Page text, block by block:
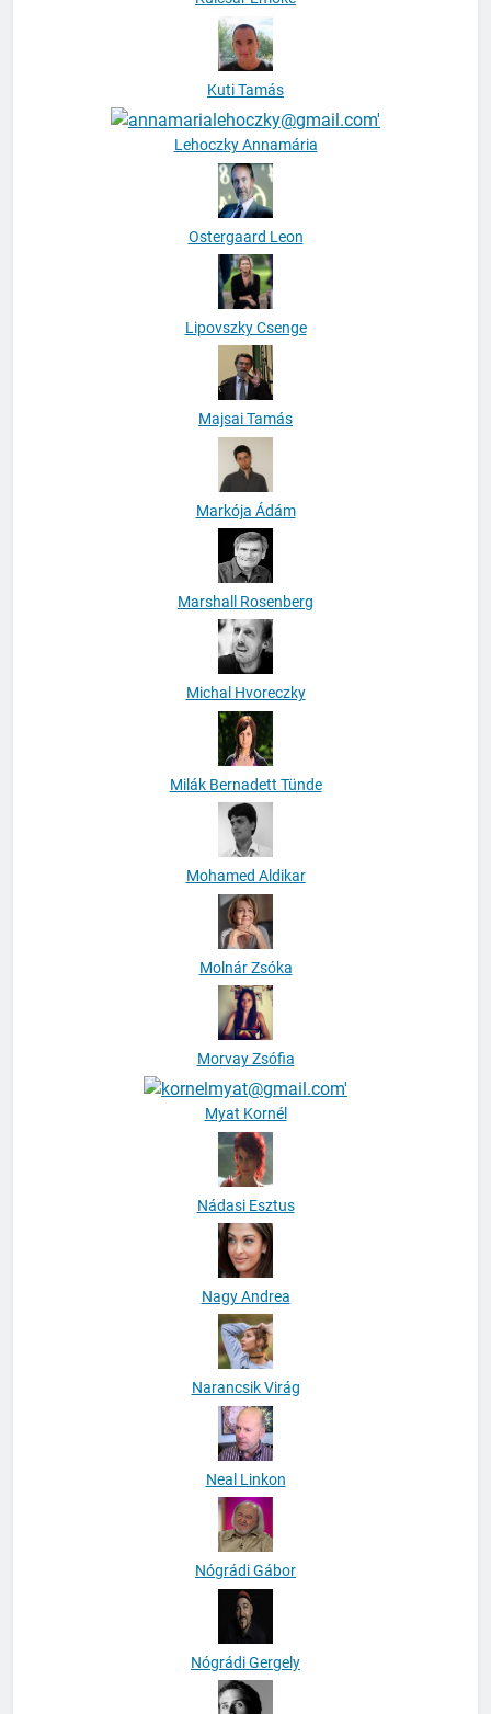
Kuti Tamás
Lehoczky Annamária
Ostergaard Leon
Lipovszky Csenge
Majsai Tamás
Markója Ádám
Marshall Rosenberg
Michal Hvoreczky
Milák Bernadett Tünde
Mohamed Aldikar
Molnár Zsóka
Morvay Zsófia
Myat Kornél
Nádasi Esztus
Nagy Andrea
Narancsik Virág
Neal Linkon
Nógrádi Gábor
Nógrádi Gergely